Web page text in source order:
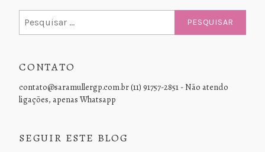
por:
CONTATO
contato@saramullergp.com.br (11) 91757-2851 - Não atendo
ligações, apenas Whatsapp
SEGUIR ESTE BLOG